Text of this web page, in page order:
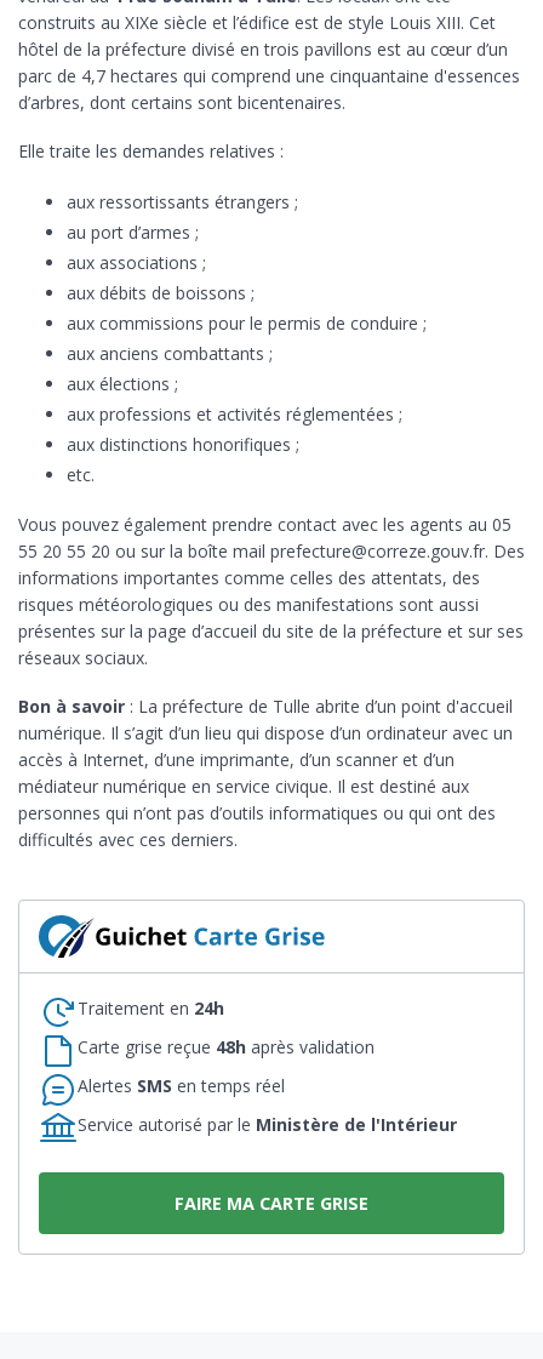
construits au XIXe siècle et l’édifice est de style Louis XIII. Cet
hôtel de la préfecture divisé en trois pavillons est au cœur d’un
parc de 4,7 hectares qui comprend une cinquantaine d'essences
d’arbres, dont certains sont bicentenaires.
Elle traite les demandes relatives :
aux ressortissants étrangers ;
au port d’armes ;
aux associations ;
aux débits de boissons ;
aux commissions pour le permis de conduire ;
aux anciens combattants ;
aux élections ;
aux professions et activités réglementées ;
aux distinctions honorifiques ;
etc.
Vous pouvez également prendre contact avec les agents au 05
55 20 55 20 ou sur la boîte mail prefecture@correze.gouv.fr. Des
informations importantes comme celles des attentats, des
risques météorologiques ou des manifestations sont aussi
présentes sur la page d’accueil du site de la préfecture et sur ses
réseaux sociaux.
Bon à savoir : La préfecture de Tulle abrite d’un point d'accueil
numérique. Il s’agit d’un lieu qui dispose d’un ordinateur avec un
accès à Internet, d’une imprimante, d’un scanner et d’un
médiateur numérique en service civique. Il est destiné aux
personnes qui n’ont pas d’outils informatiques ou qui ont des
difficultés avec ces derniers.
Traitement en 24h
Carte grise reçue 48h après validation
Alertes SMS en temps réel
Service autorisé par le Ministère de l'Intérieur
FAIRE MA CARTE GRISE